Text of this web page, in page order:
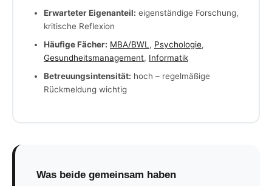
Erwarteter Eigenanteil: eigenständige Forschung,
kritische Reflexion
Häufige Fächer: MBA/BWL , Psychologie,
Gesundheitsmanagement, Informatik
Betreuungsintensität: hoch – regelmäßige
Rückmeldung wichtig
Was beide gemeinsam haben